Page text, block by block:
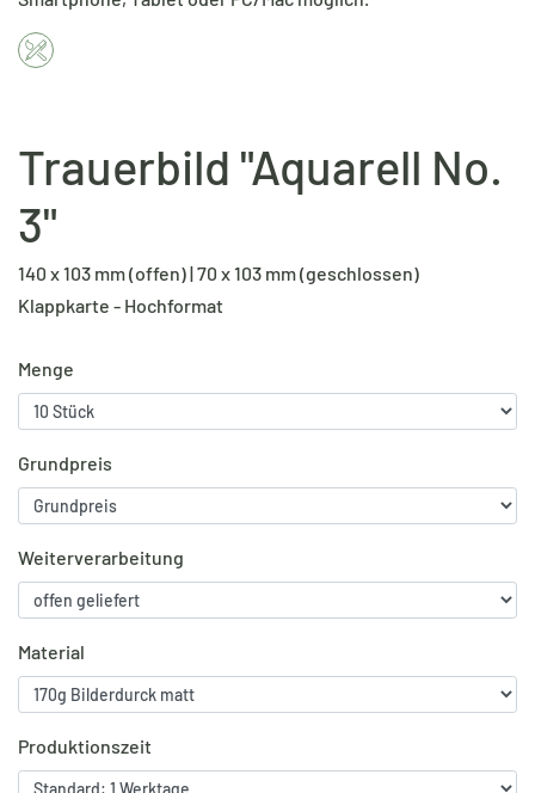
Trauerbild "Aquarell No.
3"
140 x 103 mm (offen) | 70 x 103 mm (geschlossen)
Klappkarte - Hochformat
Menge
Grundpreis
Weiterverarbeitung
Material
Produktionszeit